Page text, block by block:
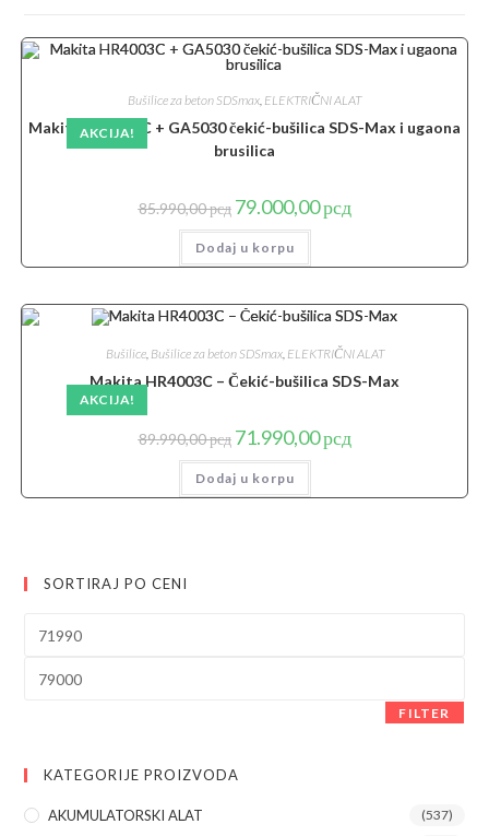
AKCIJA!
Bušilice za beton SDSmax, ELEKTRIČNI ALAT
Makita HR4003C + GA5030 čekić-bušilica SDS-Max i ugaona
brusilica
85.990,00рсд Originalna
cena
je
bila:
85.990,00 рсд.
79.000,00рсдTrenutna
cena
Dodaj u korpu
AKCIJA!
Bušilice, Bušilice za beton SDSmax, ELEKTRIČNI ALAT
Makita HR4003C – Čekić-bušilica SDS-Max
89.990,00рсд Originalna
cena
je
bila:
89.990,00 рсд.
71.990,00рсдTrenutna
cena
Dodaj u korpu
SORTIRAJ PO CENI
FILTER
KATEGORIJE PROIZVODA
AKUMULATORSKI ALAT (537)